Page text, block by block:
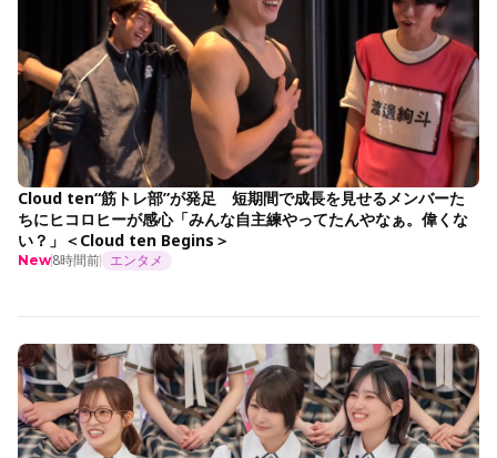
Cloud ten“筋トレ部”が発足 短期間で成長を見せるメンバーた
ちにヒコロヒーが感心「みんな自主練やってたんやなぁ。偉くな
い？」＜Cloud ten Begins＞
New8時間前 エンタメ